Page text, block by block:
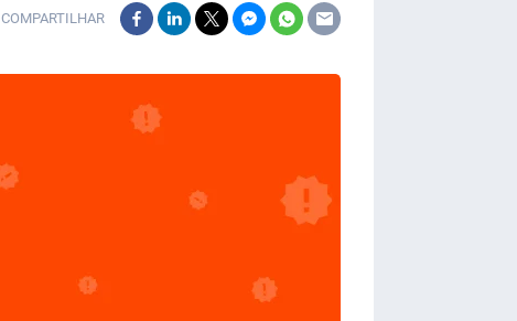
COMPARTILHAR